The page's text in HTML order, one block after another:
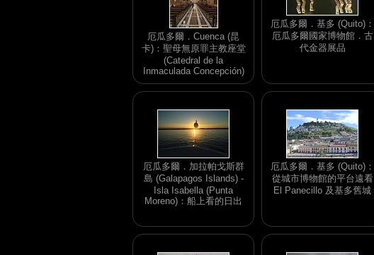
厄瓜多爾．Cuenca (昆
卡)：聖母無原罪主教座堂
(Catedral de la
Inmaculada Concepción)
厄瓜多爾．基多 (Quito)：
厄瓜多爾國家博物館．古
代金器展品
厄瓜多爾．加拉帕戈斯群
島 (Galapagos Islands) -
Isla Isabella (Punta
Moreno)：船上看的日出
厄瓜多爾．基多 (Quito)：
從城市博物館的平台遠看
El Panecillo 及基多舊城